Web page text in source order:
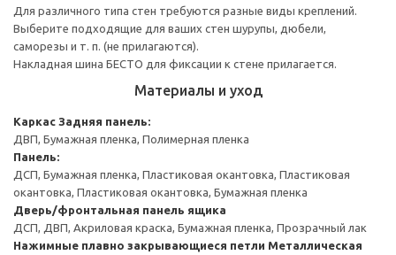
Для различного типа стен требуются разные виды креплений.
Выберите подходящие для ваших стен шурупы, дюбели,
саморезы и т. п. (не прилагаются).
Накладная шина БЕСТО для фиксации к стене прилагается.
Материалы и уход
Каркас Задняя панель:
ДВП, Бумажная пленка, Полимерная пленка
Панель:
ДСП, Бумажная пленка, Пластиковая окантовка, Пластиковая
окантовка, Пластиковая окантовка, Бумажная пленка
Дверь/фронтальная панель ящика
ДСП, ДВП, Акриловая краска, Бумажная пленка, Прозрачный лак
Нажимные плавно закрывающиеся петли Металлическая